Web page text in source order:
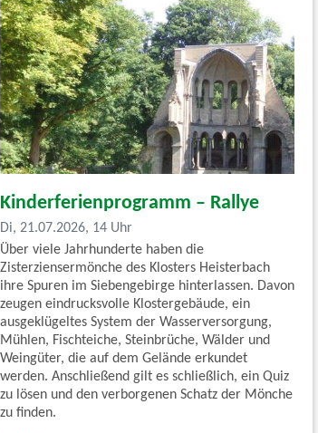
Kinderferienprogramm – Rallye
Di, 21.07.2026, 14 Uhr
Über viele Jahrhunderte haben die
Zisterziensermönche des Klosters Heisterbach
ihre Spuren im Siebengebirge hinterlassen. Davon
zeugen eindrucksvolle Klostergebäude, ein
ausgeklügeltes System der Wasserversorgung,
Mühlen, Fischteiche, Steinbrüche, Wälder und
Weingüter, die auf dem Gelände erkundet
werden. Anschließend gilt es schließlich, ein Quiz
zu lösen und den verborgenen Schatz der Mönche
zu finden.